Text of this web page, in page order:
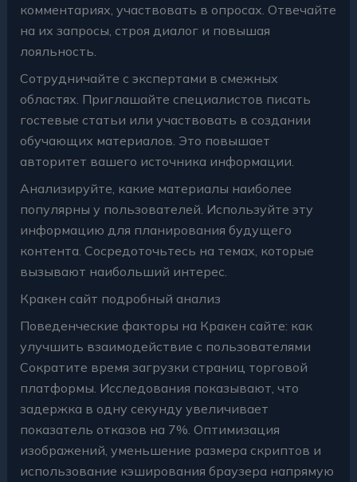
комментариях, участвовать в опросах. Отвечайте
на их запросы, строя диалог и повышая
лояльность.
Сотрудничайте с экспертами в смежных
областях. Приглашайте специалистов писать
гостевые статьи или участвовать в создании
обучающих материалов. Это повышает
авторитет вашего источника информации.
Анализируйте, какие материалы наиболее
популярны у пользователей. Используйте эту
информацию для планирования будущего
контента. Сосредоточьтесь на темах, которые
вызывают наибольший интерес.
Кракен сайт подробный анализ
Поведенческие факторы на Кракен сайте: как
улучшить взаимодействие с пользователями
Сократите время загрузки страниц торговой
платформы. Исследования показывают, что
задержка в одну секунду увеличивает
показатель отказов на 7%. Оптимизация
изображений, уменьшение размера скриптов и
использование кэширования браузера напрямую